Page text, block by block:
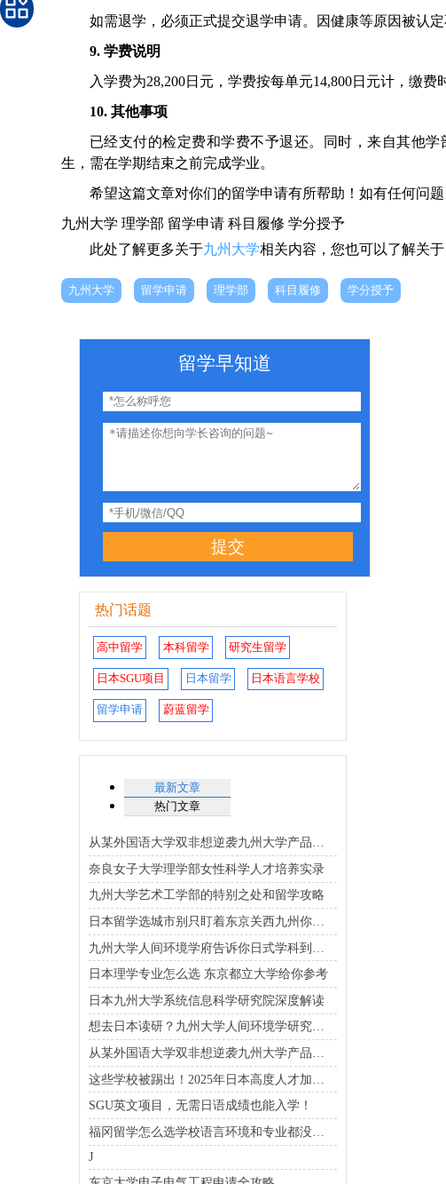
如需退学，必须正式提交退学申请。因健康等原因被认
9. 学费说明
入学费为28,200日元，学费按每单元14,800日元计，缴费
10. 其他事项
已经支付的检定费和学费不予退还。同时，来自其他
生，需在学期结束之前完成学业。
希望这篇文章对你们的留学申请有所帮助！如有任何问
九州大学 理学部 留学申请 科目履修 学分授予
此处了解更多关于九州大学相关内容，您也可以了解关于
九州大学 留学申请 理学部 科目履修 学分授予
留学早知道
提交
热门话题
高中留学 本科留学 研究生留学
日本SGU项目 日本留学 日本语言学校
留学申请 蔚蓝留学
最新文章
热门文章
从某外国语大学双非想逆袭九州大学产品设计，请看这里！|淙淙学姐
奈良女子大学理学部女性科学人才培养实录
九州大学艺术工学部的特别之处和留学攻略
日本理学专业怎么选 东京都立大学给你参考
日本九州大学系统信息科学研究院深度解读
想去日本读研？九州大学人间环境学研究科了解一下
SGU英文项目，无需日语成绩也能入学！
J